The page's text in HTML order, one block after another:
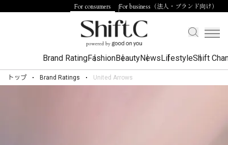
For consumers For business（法人・ブランド向け）
Brand RatingFashionBeautyNewsLifestyleShift
トップ Brand Ratings United Arrows